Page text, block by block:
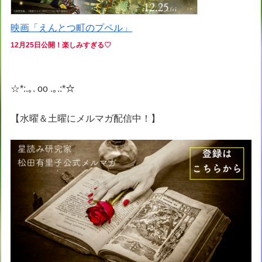
映画「えんとつ町のプペル」
12月25日公開！楽しみすぎる♡
☆*:.｡. oo .｡.:*☆
【水曜＆土曜にメルマガ配信中！】